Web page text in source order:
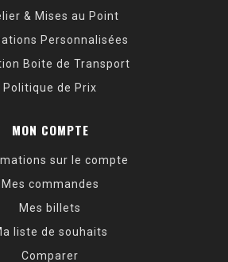
& Mises au Point
Personnalisées
Boite de Transport
Politique de Prix
MON COMPTE
sur le compte
Mes commandes
Mes billets
liste de souhaits
Comparer